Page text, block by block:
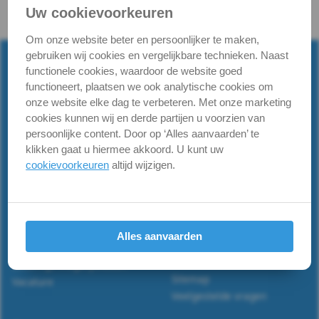
&
Borgingen
Keilankers
&
Pluggen
Fittingen
Metaalbewerking
Spiraalboren
Steenboren
Powered by RVS Paleis™ - rvspaleis.nl
Informatie
Retourneren
Vacature
Iso-materiaalgroepen
Sitemap
Veelgestelde vragen
Uw cookievoorkeuren
Om onze website beter en persoonlijker te maken,
gebruiken wij cookies en vergelijkbare technieken. Naast
functionele cookies, waardoor de website goed
functioneert, plaatsen we ook analytische cookies om
onze website elke dag te verbeteren. Met onze marketing
cookies kunnen wij en derde partijen u voorzien van
persoonlijke content. Door op ‘Alles aanvaarden’ te
klikken gaat u hiermee akkoord. U kunt uw
cookievoorkeuren altijd wijzigen.
Alles aanvaarden